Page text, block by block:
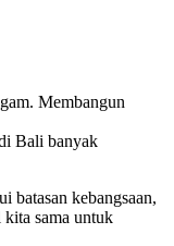
Membangun
Bali banyak
batasan kebangsaan,
kita sama untuk